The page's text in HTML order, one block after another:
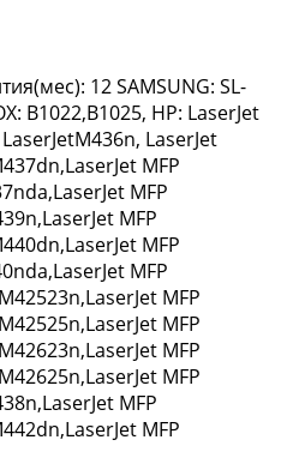
12 SAMSUNG: SL-
B1022,B1025, HP: LaserJet
LaserJet
MFP
MFP
MFP
MFP
MFP
MFP
MFP
MFP
MFP
MFP
MFP